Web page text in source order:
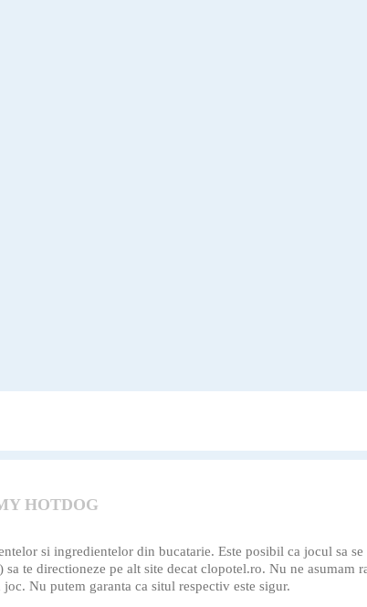
HOTDOG
si ingredientelor din bucatarie. Este posibil ca jocul sa
te directioneze pe alt site decat clopotel.ro. Nu ne asumam
Nu putem garanta ca situl respectiv este sigur.